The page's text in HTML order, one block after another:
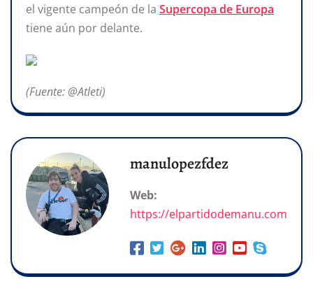
el vigente campeón de la Supercopa de Europa
tiene aún por delante.
(Fuente: @Atleti)
manulopezfdez
Web:
https://elpartidodemanu.com